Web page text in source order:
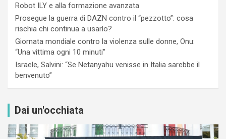
Robot ILY e alla formazione avanzata
Prosegue la guerra di DAZN contro il “pezzotto”: cosa
rischia chi continua a usarlo?
Giornata mondiale contro la violenza sulle donne, Onu:
“Una vittima ogni 10 minuti”
Israele, Salvini: “Se Netanyahu venisse in Italia sarebbe il
benvenuto”
Dai un'occhiata